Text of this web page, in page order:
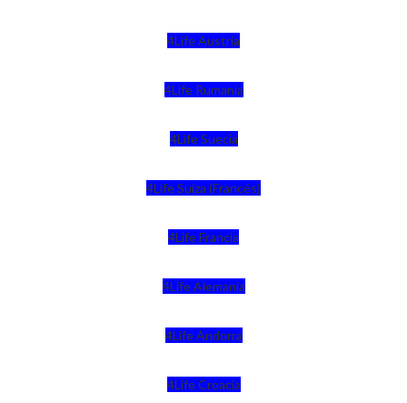
4Life Austria
4Life Rumania
4Life Suecia
4Life Suiza (Francés)
4Life Francia
4Life Alemania
4Life Andorra
4Life Croacia